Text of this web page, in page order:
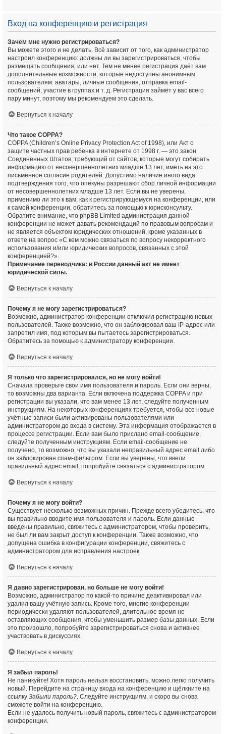
Вход на конференцию и регистрация
Зачем мне нужно регистрироваться?
Вы можете этого и не делать. Всё зависит от того, как администратор
настроил конференцию: должны ли вы зарегистрироваться, чтобы
размещать сообщения, или нет. Тем не менее регистрация даёт вам
дополнительные возможности, которые недоступны анонимным
пользователям: аватары, личные сообщения, отправка email-
сообщений, участие в группах и т. д. Регистрация займёт у вас всего
пару минут, поэтому мы рекомендуем это сделать.
Вернуться к началу
Что такое COPPA?
COPPA (Children’s Online Privacy Protection Act of 1998), или Акт о
защите частных прав ребёнка в интернете от 1998 г. — это закон
Соединённых Штатов, требующий от сайтов, которые могут собирать
информацию от несовершеннолетних младше 13 лет, иметь на это
письменное согласие родителей. Допустимо наличие иного вида
подтверждения того, что опекуны разрешают сбор личной информации
от несовершеннолетних младше 13 лет. Если вы не уверены,
применимо ли это к вам, как к регистрирующемуся на конференции, или
к самой конференции, обратитесь за помощью к юрисконсульту.
Обратите внимание, что phpBB Limited администрация данной
конференции не может давать рекомендаций по правовым вопросам и
не является объектом юридических отношений, кроме указанных в
ответе на вопрос «С кем можно связаться по вопросу некорректного
использования и/или юридических вопросов, связанных с этой
конференцией?».
Примечание переводчика: в России данный акт не имеет
юридической силы..
Вернуться к началу
Почему я не могу зарегистрироваться?
Возможно, администратор конференции отключил регистрацию новых
пользователей. Также возможно, что он заблокировал ваш IP-адрес или
запретил имя, под которым вы пытаетесь зарегистрироваться.
Обратитесь за помощью к администратору конференции.
Вернуться к началу
Я только что зарегистрировался, но не могу войти!
Сначала проверьте свои имя пользователя и пароль. Если они верны,
то возможны два варианта. Если включена поддержка COPPA и при
регистрации вы указали, что вам менее 13 лет, следуйте полученным
инструкциям. На некоторых конференциях требуется, чтобы все новые
учётные записи были активированы пользователями или
администратором до входа в систему. Эта информация отображается в
процессе регистрации. Если вам было прислано email-сообщение,
следуйте полученным инструкциям. Если email-сообщение не
получено, то возможно, что вы указали неправильный адрес email либо
он заблокирован спам-фильтром. Если вы уверены, что ввели
правильный адрес email, попробуйте связаться с администратором.
Вернуться к началу
Почему я не могу войти?
Существует несколько возможных причин. Прежде всего убедитесь, что
вы правильно вводите имя пользователя и пароль. Если данные
введены правильно, свяжитесь с администратором, чтобы проверить,
не был ли вам закрыт доступ к конференции. Также возможно, что
допущена ошибка в конфигурации конференции, свяжитесь с
администратором для исправления настроек.
Вернуться к началу
Я давно зарегистрирован, но больше не могу войти!
Возможно, администратор по какой-то причине деактивировал или
удалил вашу учётную запись. Кроме того, многие конференции
периодически удаляют пользователей, длительное время не
оставляющих сообщения, чтобы уменьшить размер базы данных. Если
это произошло, попробуйте зарегистрироваться снова и активнее
участвовать в дискуссиях.
Вернуться к началу
Я забыл пароль!
Не паникуйте! Хотя пароль нельзя восстановить, можно легко получить
новый. Перейдите на страницу входа на конференцию и щёлкните на
ссылку Забыли пароль?. Следуйте инструкциям, и скоро вы снова
сможете войти на конференцию.
Если не удалось получить новый пароль, свяжитесь с администратором
конференции.